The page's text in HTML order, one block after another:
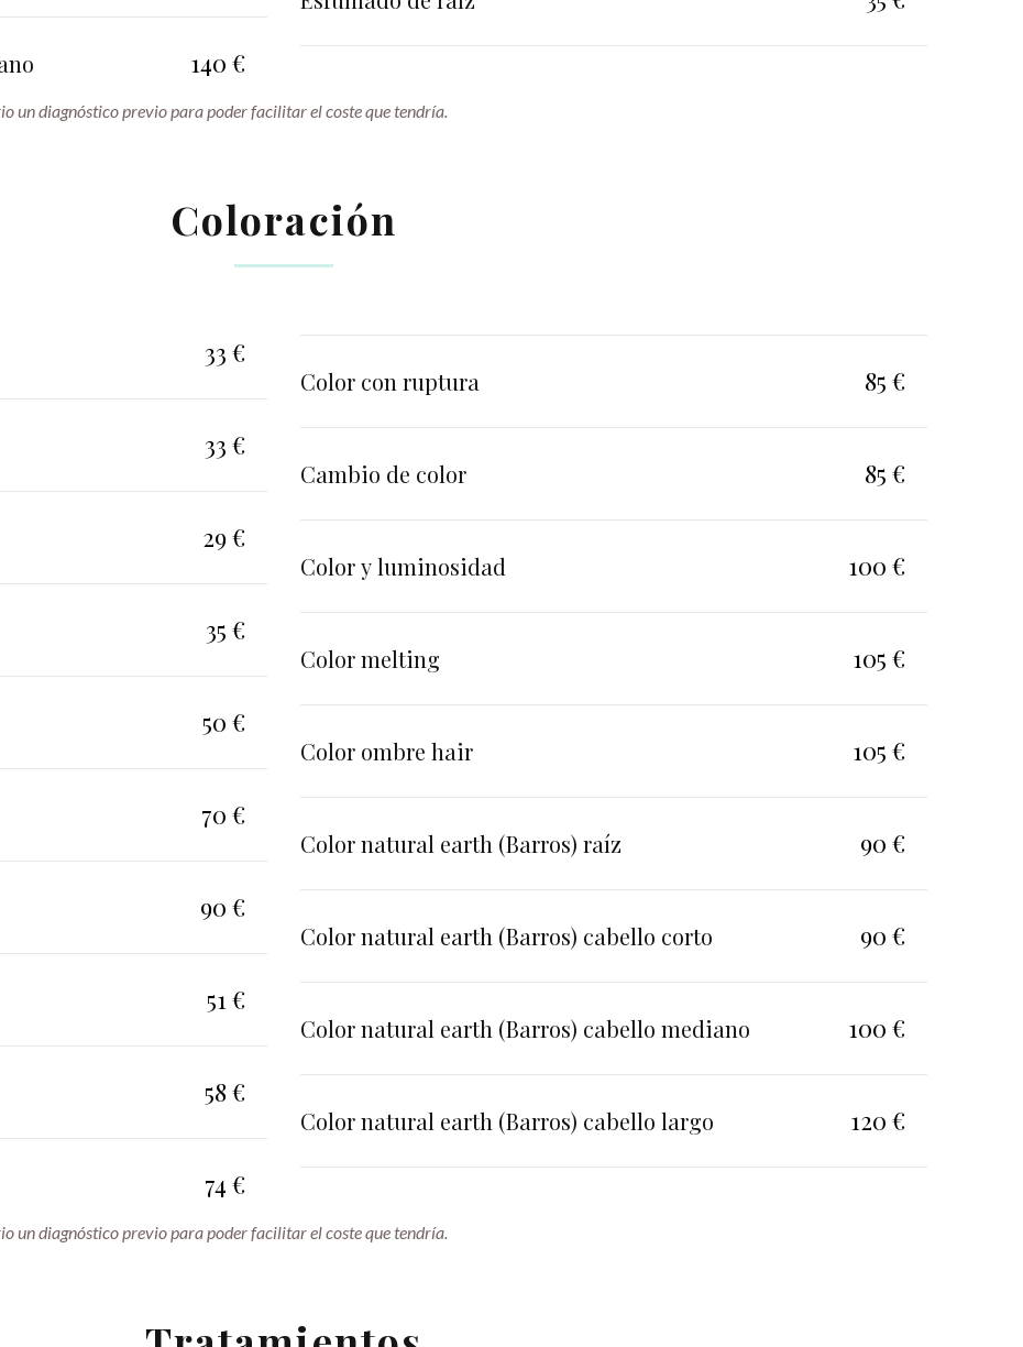
140 €
un diagnóstico previo para poder facilitar el coste que tendría.
Coloración
33 €
33 €
29 €
35 €
50 €
70 €
90 €
51 €
58 €
74 €
Color con ruptura 85 €
Cambio de color 85 €
Color y luminosidad 100 €
Color melting 105 €
Color ombre hair 105 €
Color natural earth (Barros) raíz 90 €
Color natural earth (Barros) cabello corto 90 €
Color natural earth (Barros) cabello mediano 100 €
Color natural earth (Barros) cabello largo 120 €
un diagnóstico previo para poder facilitar el coste que tendría.